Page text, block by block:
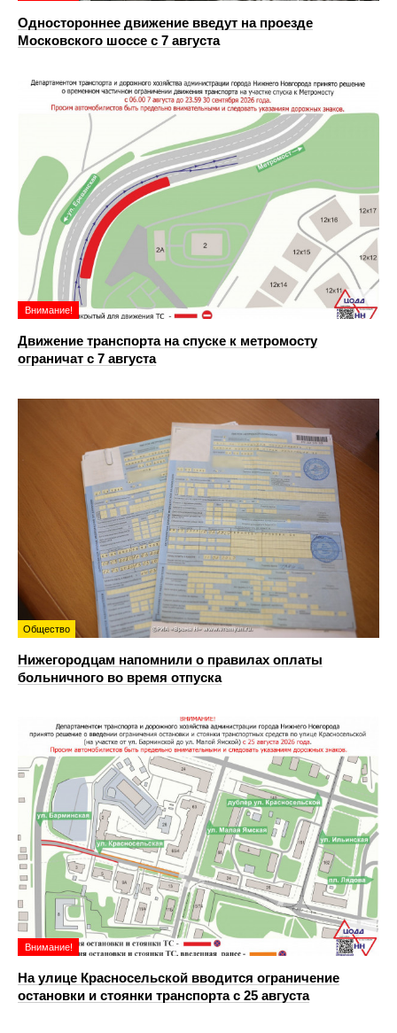
Одностороннее движение введут на проезде
Московского шоссе с 7 августа
Внимание!
Движение транспорта на спуске к метромосту
ограничат с 7 августа
Общество
Нижегородцам напомнили о правилах оплаты
больничного во время отпуска
Внимание!
На улице Красносельской вводится ограничение
остановки и стоянки транспорта с 25 августа